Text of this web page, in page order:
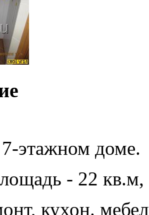
этажном доме.
- 22
кухон.